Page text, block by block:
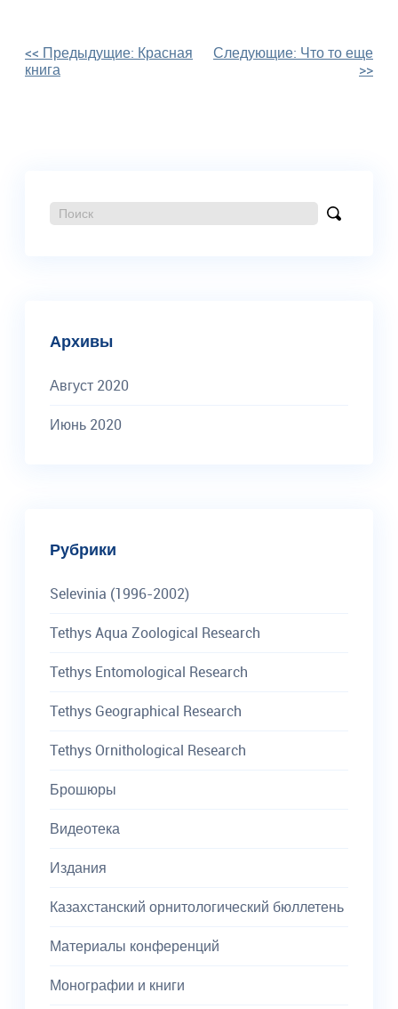
Навигация
по
<< Предыдущие: Красная
книга
Следующие: Что то еще
>>
Поиск: Найти
Архивы
Август 2020
Июнь 2020
Рубрики
Selevinia (1996-2002)
Tethys Aqua Zoological Research
Tethys Entomological Research
Tethys Geographical Research
Tethys Ornithological Research
Брошюры
Видеотека
Издания
Казахстанский орнитологический бюллетень
Материалы конференций
Монографии и книги